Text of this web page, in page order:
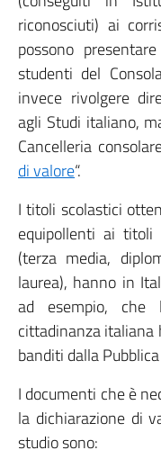
riconosciuti) ai
possono
studenti del
invece rivolgere
agli Studi italiano,
Cancelleria
di valore“.
I titoli scolastici
equipollenti ai titoli
(terza media,
laurea), hanno in
ad esempio, che
cittadinanza italiana
banditi dalla
I documenti che è
la dichiarazione di
studio sono: